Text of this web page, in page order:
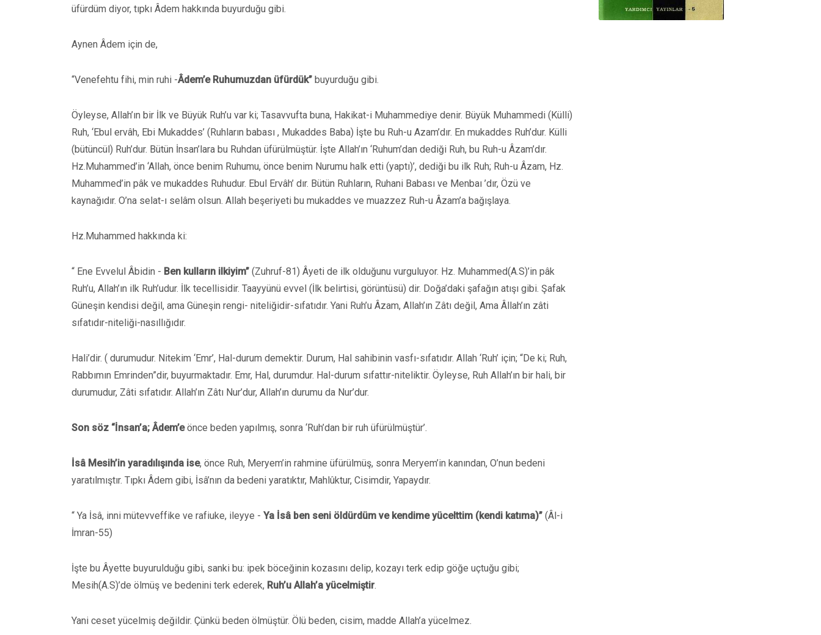
üfürdüm diyor, tıpkı Âdem hakkında buyurduğu gibi.
Aynen Âdem için de,
“Venefehtu fihi, min ruhi -Âdem’e Ruhumuzdan üfürdük” buyurduğu gibi.
Öyleyse, Allah’ın bir İlk ve Büyük Ruh’u var ki; Tasavvufta buna, Hakikat-i Muhammediye denir. Büyük Muhammedi (Külli)
Ruh, ‘Ebul ervâh, Ebi Mukaddes’ (Ruhların babası , Mukaddes Baba) İşte bu Ruh-u Azam’dır. En mukaddes Ruh’dur. Külli
(bütüncül) Ruh’dur. Bütün İnsan’lara bu Ruhdan üfürülmüştür. İşte Allah’ın ‘Ruhum’dan dediği Ruh, bu Ruh-u Âzam’dır.
Hz.Muhammed’in ‘Allah, önce benim Ruhumu, önce benim Nurumu halk etti (yaptı)’, dediği bu ilk Ruh; Ruh-u Âzam, Hz.
Muhammed’in pâk ve mukaddes Ruhudur. Ebul Ervâh’ dır. Bütün Ruhların, Ruhani Babası ve Menbaı ’dır, Özü ve
kaynağıdır. O’na selat-ı selâm olsun. Allah beşeriyeti bu mukaddes ve muazzez Ruh-u Âzam’a bağışlaya.
Hz.Muhammed hakkında ki:
“ Ene Evvelul Âbidin - Ben kulların ilkiyim” (Zuhruf-81) Âyeti de ilk olduğunu vurguluyor. Hz. Muhammed(A.S)’in pâk
Ruh’u, Allah’ın ilk Ruh’udur. İlk tecellisidir. Taayyünü evvel (İlk belirtisi, görüntüsü) dir. Doğa’daki şafağın atışı gibi. Şafak
Güneşin kendisi değil, ama Güneşin rengi- niteliğidir-sıfatıdır. Yani Ruh’u Âzam, Allah’ın Zâtı değil, Ama Âllah’ın zâti
sıfatıdır-niteliği-nasıllığıdır.
Hali’dir. ( durumudur. Nitekim ‘Emr’, Hal-durum demektir. Durum, Hal sahibinin vasfı-sıfatıdır. Allah ‘Ruh’ için; “De ki; Ruh,
Rabbımın Emrinden”dir, buyurmaktadır. Emr, Hal, durumdur. Hal-durum sıfattır-niteliktir. Öyleyse, Ruh Allah’ın bir hali, bir
durumudur, Zâti sıfatıdır. Allah’ın Zâtı Nur’dur, Allah’ın durumu da Nur’dur.
Son söz “İnsan’a; Âdem’eönce beden yapılmış, sonra ‘Ruh’dan bir ruh üfürülmüştür’.
İsâ Mesih’in yaradılışında ise, önce Ruh, Meryem’in rahmine üfürülmüş, sonra Meryem’in kanından, O’nun bedeni
yaratılmıştır. Tıpkı Âdem gibi, İsâ’nın da bedeni yaratıktır, Mahlûktur, Cisimdir, Yapaydır.
“ Ya İsâ, inni mütevveffike ve rafiuke, ileyye - Ya İsâ ben seni öldürdüm ve kendime yücelttim (kendi katıma)” (Âl-i
İmran-55)
İşte bu Âyette buyurulduğu gibi, sanki bu: ipek böceğinin kozasını delip, kozayı terk edip göğe uçtuğu gibi;
Mesih(A.S)’de ölmüş ve bedenini terk ederek, Ruh’u Allah’a yücelmiştir.
Yani ceset yücelmiş değildir. Çünkü beden ölmüştür. Ölü beden, cisim, madde Allah’a yücelmez.